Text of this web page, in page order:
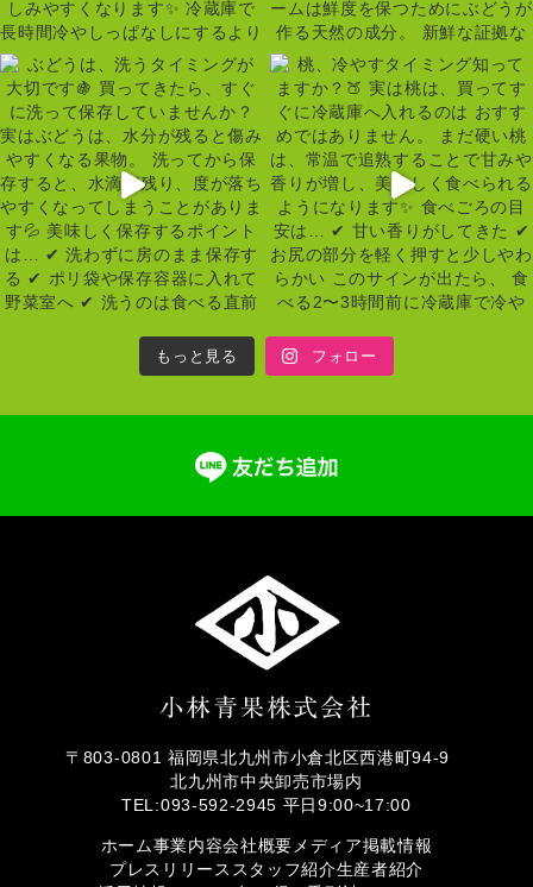
もっと見る フォロー
〒803-0801 福岡県北九州市小倉北区西港町94-9
北九州市中央卸売市場内
TEL:093-592-2945 平日9:00~17:00
ホーム事業内容会社概要 メディア掲載情報
プレスリリース スタッフ紹介生産者紹介